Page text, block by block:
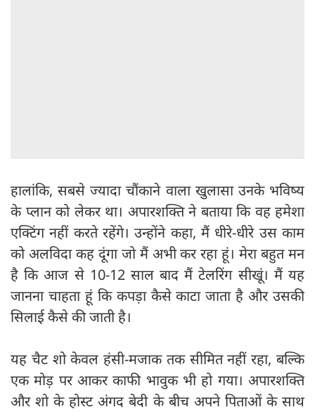
हालांकि, सबसे ज्यादा चौंकाने वाला खुलासा उनके भविष्य
के प्लान को लेकर था। अपारशक्ति ने बताया कि वह हमेशा
एक्टिंग नहीं करते रहेंगे। उन्होंने कहा, मैं धीरे-धीरे उस काम
को अलविदा कह दूंगा जो मैं अभी कर रहा हूं। मेरा बहुत मन
है कि आज से 10-12 साल बाद मैं टेलरिंग सीखूं। मैं यह
जानना चाहता हूं कि कपड़ा कैसे काटा जाता है और उसकी
सिलाई कैसे की जाती है।
यह चैट शो केवल हंसी-मजाक तक सीमित नहीं रहा, बल्कि
एक मोड़ पर आकर काफी भावुक भी हो गया। अपारशक्ति
और शो के होस्ट अंगद बेदी के बीच अपने पिताओं के साथ